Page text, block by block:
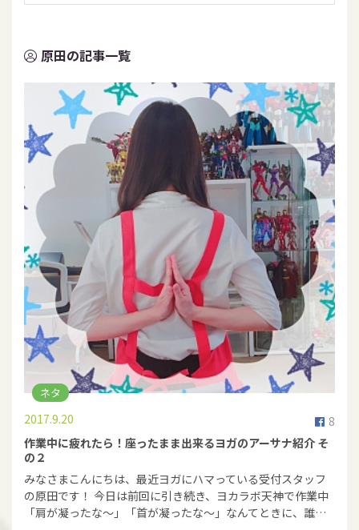
原田の記事一覧
ネタ
8
2017.9.20
作業中に疲れたら！座ったまま出来るヨガのアーサナ紹介 そ
の２
みなさまこんにちは、最近ヨガにハマっている受付スタッフ
の原田です！ 今日は前回に引き続き、ヨカラボ天神で作業中
「肩が凝ったな～」「首が凝ったな～」なんてときに、誰…